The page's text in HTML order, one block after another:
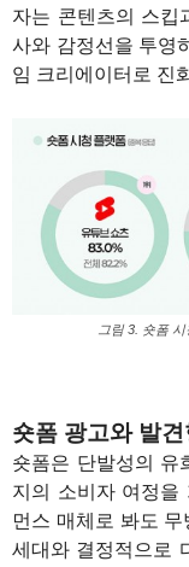
자는 콘텐츠의 스킵
사와 감정선을 투영
임 크리에이터로 진
그림 3. 숏폼
숏폼 광고와 발
숏폼은 단발성의 유
지의 소비자 여정을
먼스 매체로 봐도
세대와 결정적으로